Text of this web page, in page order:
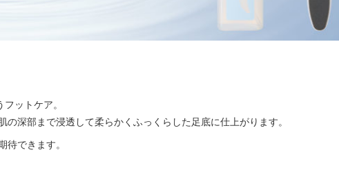
ットケア。
深部まで浸透して柔らかくふっくらした足底に仕上がります。
待できます。